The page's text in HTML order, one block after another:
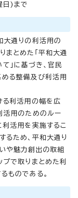
)まで
大通りの利活用の
まとめた「平和大通
」に基づき、官民
る整備及び利活用
る利活用の幅を広
活用のためのルー
利活用を実施するこ
るため、平和大通り
や魅力創出の取組
で取りまとめた利
ものである。